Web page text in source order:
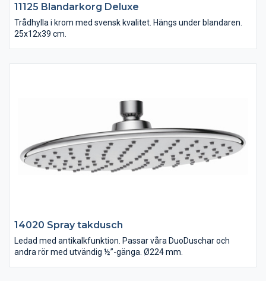
11125 Blandarkorg Deluxe
Trådhylla i krom med svensk kvalitet. Hängs under blandaren.
25x12x39 cm.
14020 Spray takdusch
Ledad med antikalkfunktion. Passar våra DuoDuschar och
andra rör med utvändig ½”-gänga. Ø224 mm.